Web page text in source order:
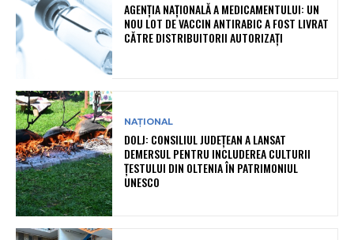
AGENȚIA NAȚIONALĂ A MEDICAMENTULUI: UN
NOU LOT DE VACCIN ANTIRABIC A FOST LIVRAT
CĂTRE DISTRIBUITORII AUTORIZAȚI
NAȚIONAL
DOLJ: CONSILIUL JUDEȚEAN A LANSAT
DEMERSUL PENTRU INCLUDEREA CULTURII
ȚESTULUI DIN OLTENIA ÎN PATRIMONIUL
UNESCO